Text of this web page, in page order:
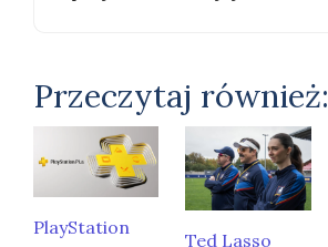
Przeczytaj również:
PlayStation
Ted Lasso